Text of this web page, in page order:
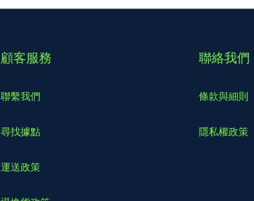
顧客服務
聯繫我們
尋找據點
運送政策
聯絡我們
條款與細則
隱私權政策